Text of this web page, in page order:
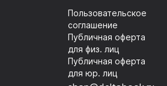
Пользовательское
соглашение
Публичная оферта
для физ. лиц
Публичная оферта
для юр. лиц